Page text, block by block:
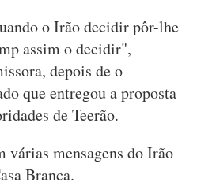
o Irão decidir pôr-lhe
assim o decidir",
depois de o
que entregou a proposta
de Teerão.
várias mensagens do Irão
Branca.